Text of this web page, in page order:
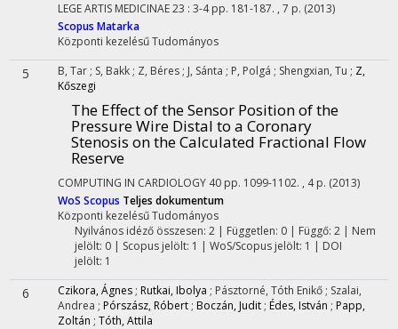
LEGE ARTIS MEDICINAE23 : 3-4 pp. 181-187. , 7 p. (2013)
Scopus Matarka
Központi kezelésűTudományos
5 B, Tar ; S, Bakk ; Z, Béres ; J, Sánta ; P, Polgá ; Shengxian, Tu ; Z,
Kőszegi
The Effect of the Sensor Position of the
Pressure Wire Distal to a Coronary
Stenosis on the Calculated Fractional Flow
Reserve
COMPUTING IN CARDIOLOGY 40 pp. 1099-1102. , 4 p. (2013)
WoS Scopus Teljes dokumentum
Központi kezelésűTudományos
Nyilvános idéző összesen: 2| Független: 0 | Függő: 2 | Nem
jelölt: 0 | Scopus jelölt: 1 | WoS/Scopus jelölt: 1 | DOI
jelölt: 1
6 Czikora, Ágnes ; Rutkai, Ibolya ; Pásztorné, Tóth Enikő ; Szalai,
Andrea ; Pórszász, Róbert ; Boczán, Judit ; Édes, István ; Papp,
Zoltán ; Tóth, Attila